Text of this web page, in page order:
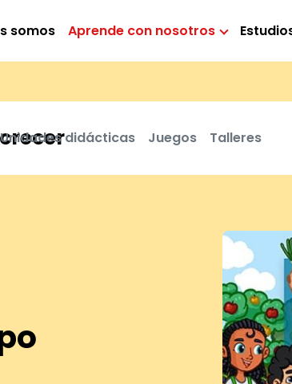
somos
Aprende con nosotros
Unidades didácticas Juegos Talleres